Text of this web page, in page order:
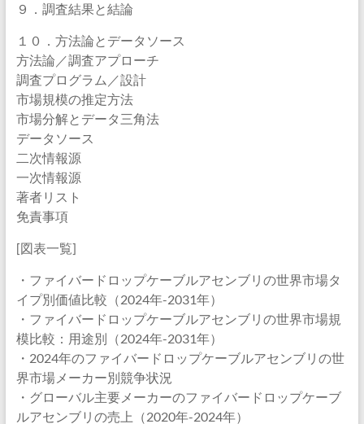
９．調査結果と結論
１０．方法論とデータソース
方法論／調査アプローチ
調査プログラム／設計
市場規模の推定方法
市場分解とデータ三角法
データソース
二次情報源
一次情報源
著者リスト
免責事項
[図表一覧]
・ファイバードロップケーブルアセンブリの世界市場タ
イプ別価値比較（2024年-2031年）
・ファイバードロップケーブルアセンブリの世界市場規
模比較：用途別（2024年-2031年）
・2024年のファイバードロップケーブルアセンブリの世
界市場メーカー別競争状況
・グローバル主要メーカーのファイバードロップケーブ
ルアセンブリの売上（2020年-2024年）